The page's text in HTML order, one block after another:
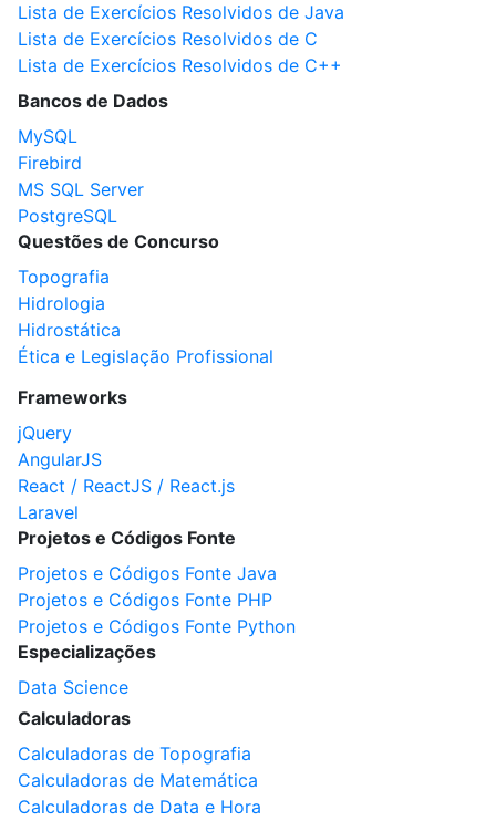
Lista de Exercícios Resolvidos de Java
Lista de Exercícios Resolvidos de C
Lista de Exercícios Resolvidos de C++
Bancos de Dados
MySQL
Firebird
MS SQL Server
PostgreSQL
Questões de Concurso
Topografia
Hidrologia
Hidrostática
Ética e Legislação Profissional
Frameworks
jQuery
AngularJS
React / ReactJS / React.js
Laravel
Projetos e Códigos Fonte
Projetos e Códigos Fonte Java
Projetos e Códigos Fonte PHP
Projetos e Códigos Fonte Python
Especializações
Data Science
Calculadoras
Calculadoras de Topografia
Calculadoras de Matemática
Calculadoras de Data e Hora